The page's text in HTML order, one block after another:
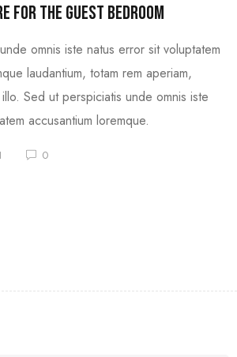
For The Guest Bedroom
omnis iste natus error sit voluptatem
laudantium, totam rem aperiam,
Sed ut perspiciatis unde omnis iste
accusantium loremque.
0